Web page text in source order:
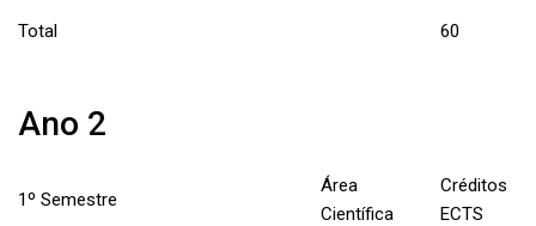
Total 60
Ano 2
1º Semestre
Área
Científica
Créditos
ECTS